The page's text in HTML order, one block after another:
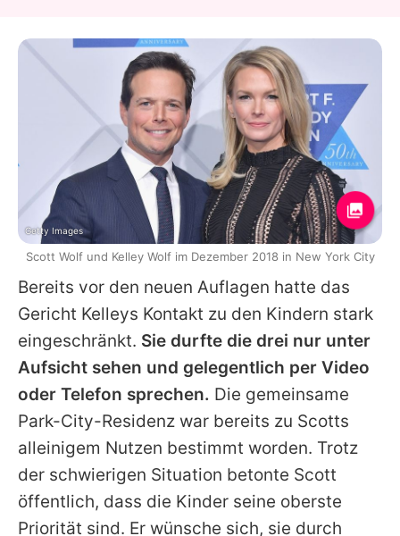
Bereits vor den neuen Auflagen hatte das
Gericht Kelleys Kontakt zu den Kindern stark
eingeschränkt. Sie durfte die drei nur unter
Aufsicht sehen und gelegentlich per Video
oder Telefon sprechen. Die gemeinsame
Park-City-Residenz war bereits zu Scotts
alleinigem Nutzen bestimmt worden. Trotz
der schwierigen Situation betonte Scott
öffentlich, dass die Kinder seine oberste
Priorität sind. Er wünsche sich, sie durch
Getty Images
Scott Wolf und Kelley Wolf im Dezember 2018 in New York City